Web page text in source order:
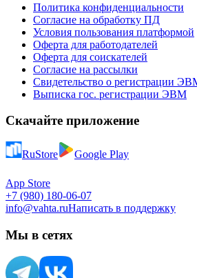
Политика конфиденциальности
Согласие на обработку ПД
Условия пользования платформой
Оферта для работодателей
Оферта для соискателей
Согласие на рассылки
Свидетельство о регистрации
Выписка гос. регистрации ЭВМ
Скачайте приложение
RuStore Google Play
App Store
+7 (980) 180-06-07
info@vahta.ruНаписать в поддержку
Мы в сетях